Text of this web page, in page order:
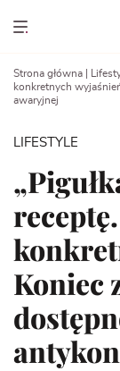
Show menu
Strona główna
konkretnych
awaryjnej
LIFESTYLE
Koniec